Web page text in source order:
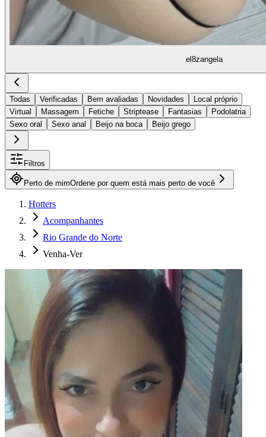
el8zangela
Todas Verificadas Bem avaliadas Novidades
Local próprio
Virtual
Massagem Fetiche Striptease Fantasias
Podolatria
Sexo oral
Sexo anal Beijo na boca Beijo grego
Filtros
Perto de mimOrdene por quem está mais perto de você
Hotters
Acompanhantes
Rio Grande do Norte
Venha-Ver